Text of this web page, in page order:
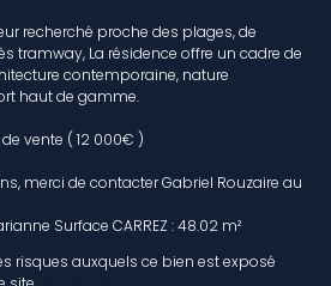
recherché proche des plages, de
tramway, La résidence offre un cadre de
contemporaine, nature
haut de gamme.
vente ( 12 000€ )
merci de contacter Gabriel Rouzaire au
Surface CARREZ : 48.02 m²
risques auxquels ce bien est exposé